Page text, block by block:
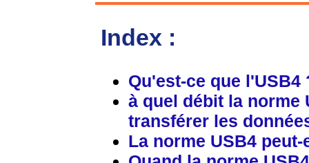
Index :
Qu'est-ce que l'USB4
à quel débit la norme
transférer les
La norme USB4